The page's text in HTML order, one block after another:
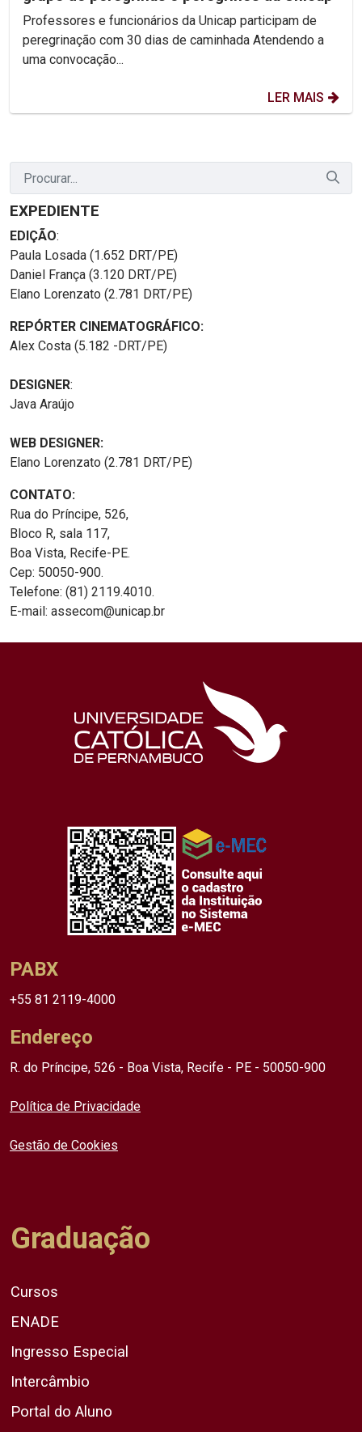
Professores e funcionários da Unicap participam de
peregrinação com 30 dias de caminhada Atendendo a
uma convocação...
LER MAIS
EXPEDIENTE
EDIÇÃO:
Paula Losada (1.652 DRT/PE)
Daniel França (3.120 DRT/PE)
Elano Lorenzato (2.781 DRT/PE)
REPÓRTER CINEMATOGRÁFICO:
Alex Costa (5.182 -DRT/PE)
DESIGNER:
Java Araújo
WEB DESIGNER:
Elano Lorenzato (2.781 DRT/PE)
CONTATO:
Rua do Príncipe, 526,
Bloco R, sala 117,
Boa Vista, Recife-PE.
Cep: 50050-900.
Telefone: (81) 2119.4010.
E-mail: assecom@unicap.br
PABX
+55 81 2119-4000
Endereço
R. do Príncipe, 526 - Boa Vista, Recife - PE - 50050-900
Política de Privacidade
Gestão de Cookies
Graduação
Cursos
ENADE
Ingresso Especial
Intercâmbio
Portal do Aluno